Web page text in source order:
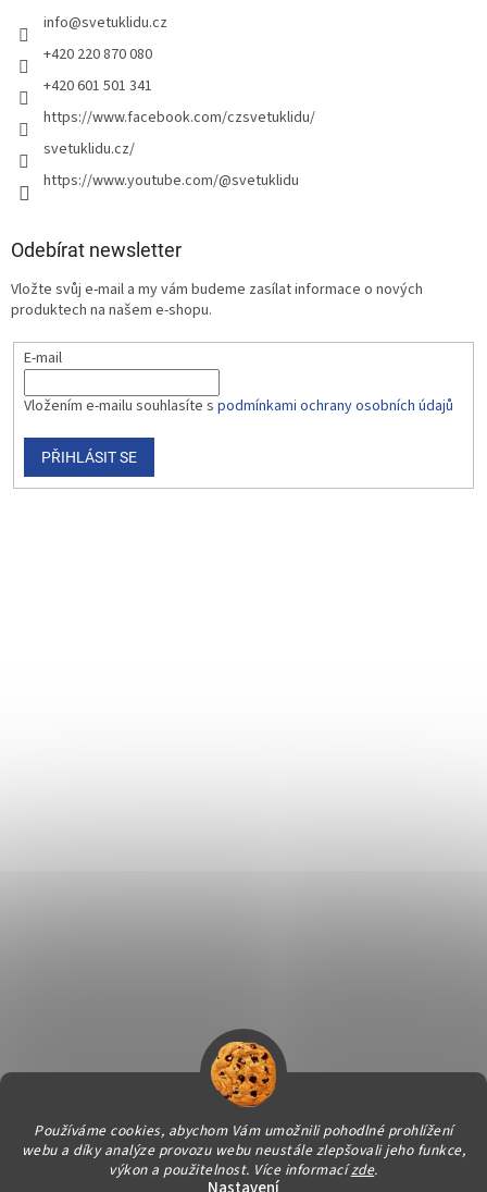
Používáme cookies, abychom Vám umožnili pohodlné prohlížení
webu a díky analýze provozu webu neustále zlepšovali jeho funkce,
výkon a použitelnost. Více informacízde.
info@svetuklidu.cz
+420 220 870 080
+420 601 501 341
https://www.facebook.com/czsvetuklidu/
svetuklidu.cz/
https://www.youtube.com/@svetuklidu
Odebírat newsletter
Vložte svůj e-mail a my vám budeme zasílat informace o nových
produktech na našem e-shopu.
E-mail
Vložením e-mailu souhlasíte s podmínkami ochrany osobních údajů
PŘIHLÁSIT SE
Vytvořil Shoptet